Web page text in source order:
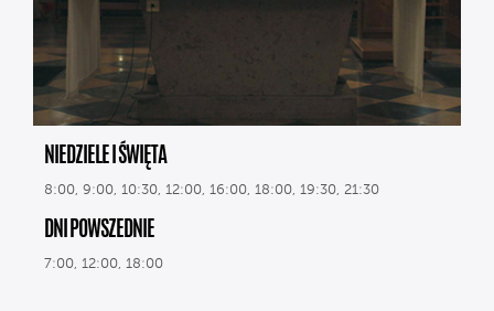
NIEDZIELE I ŚWIĘTA
8:00, 9:00, 10:30, 12:00, 16:00, 18:00, 19:30, 21:30
DNI POWSZEDNIE
7:00, 12:00, 18:00